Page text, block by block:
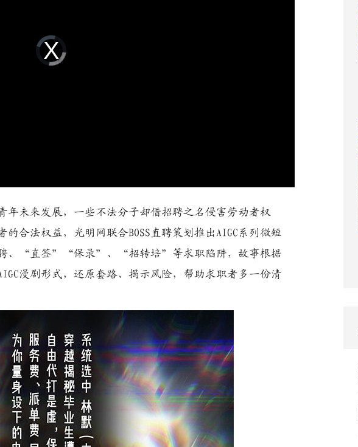
Video
Player
loading.
年未来发展，一些不法分子却借招聘之名侵害劳动者权
合法权益，光明网联合BOSS直聘策划推出AIGC系列微短
聘、“直签”“保录”、“招转培”等求职陷阱，故事根据
漫剧形式，还原套路、揭示风险，帮助求职者多一份清